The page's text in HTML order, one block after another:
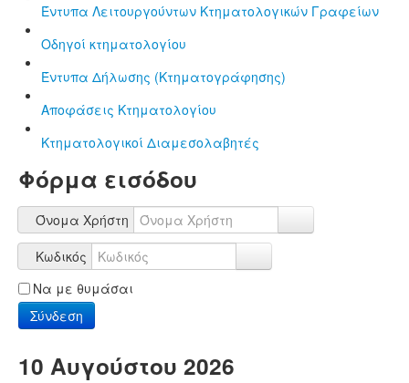
Έντυπα Λειτουργούντων Κτηματολογικών Γραφείων
Οδηγοί κτηματολογίου
Έντυπα Δήλωσης (Κτηματογράφησης)
Αποφάσεις Κτηματολογίου
Κτηματολογικοί Διαμεσολαβητές
Φόρμα εισόδου
Όνομα Χρήστη
Κωδικός
Να με θυμάσαι
Σύνδεση
10 Αυγούστου 2026